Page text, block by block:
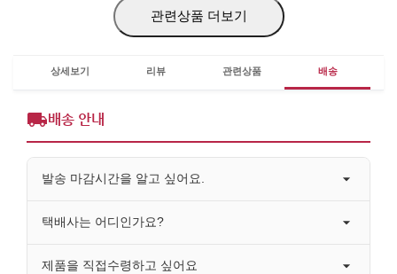
관련상품 더보기
상세보기 리뷰 관련상품 배송
배송 안내
발송 마감시간을 알고 싶어요.
택배사는 어디인가요?
제품을 직접수령하고 싶어요